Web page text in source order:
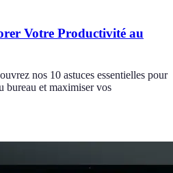
Votre Productivité au
nos 10 astuces essentielles pour
bureau et maximiser vos